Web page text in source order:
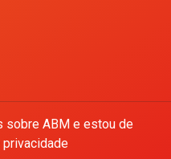
sobre ABM e estou de